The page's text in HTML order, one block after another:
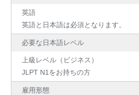
英語
英語と日本語は必須となります。
必要な日本語レベル
上級レベル（ビジネス）
JLPT N1をお持ちの方
雇用形態